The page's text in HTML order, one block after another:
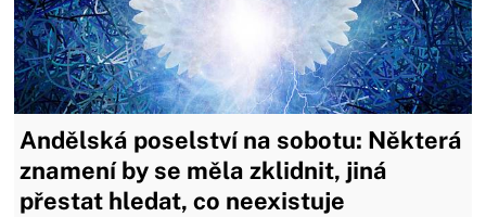
Andělská poselství na sobotu: Některá
znamení by se měla zklidnit, jiná
přestat hledat, co neexistuje